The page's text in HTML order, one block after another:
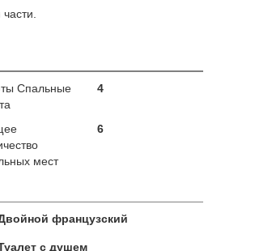
Спальные
4
мест
6
французский
с душем